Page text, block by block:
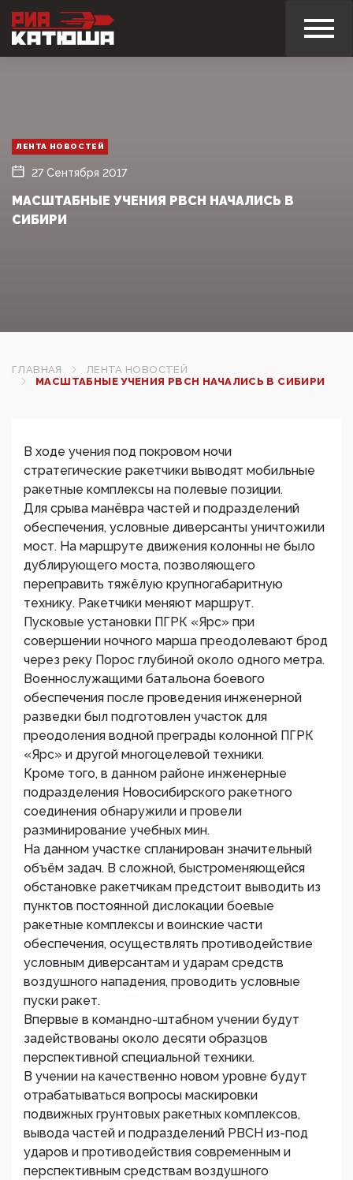
ЛЕНТА НОВОСТЕЙ
27 Сентября 2017
МАСШТАБНЫЕ УЧЕНИЯ РВСН НАЧАЛИСЬ В
СИБИРИ
ГЛАВНАЯ
ЛЕНТА НОВОСТЕЙ
МАСШТАБНЫЕ УЧЕНИЯ РВСН НАЧАЛИСЬ В СИБИРИ
В ходе учения под покровом ночи
стратегические ракетчики выводят мобильные
ракетные комплексы на полевые позиции.
Для срыва манёвра частей и подразделений
обеспечения, условные диверсанты уничтожили
мост. На маршруте движения колонны не было
дублирующего моста, позволяющего
переправить тяжёлую крупногабаритную
технику. Ракетчики меняют маршрут.
Пусковые установки ПГРК «Ярс» при
совершении ночного марша преодолевают брод
через реку Порос глубиной около одного метра.
Военнослужащими батальона боевого
обеспечения после проведения инженерной
разведки был подготовлен участок для
преодоления водной преграды колонной ПГРК
«Ярс» и другой многоцелевой техники.
Кроме того, в данном районе инженерные
подразделения Новосибирского ракетного
соединения обнаружили и провели
разминирование учебных мин.
На данном участке спланирован значительный
объём задач. В сложной, быстроменяющейся
обстановке ракетчикам предстоит выводить из
пунктов постоянной дислокации боевые
ракетные комплексы и воинские части
обеспечения, осуществлять противодействие
условным диверсантам и ударам средств
воздушного нападения, проводить условные
пуски ракет.
Впервые в командно-штабном учении будут
задействованы около десяти образцов
перспективной специальной техники.
В учении на качественно новом уровне будут
отрабатываться вопросы маскировки
подвижных грунтовых ракетных комплексов,
вывода частей и подразделений РВСН из-под
ударов и противодействия современным и
перспективным средствам воздушного